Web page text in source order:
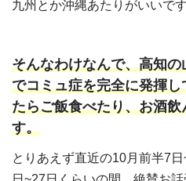
九州とか沖縄あたりがいいです
そんなわけなんで、高知
でコミュ症を完全に発揮
たらご飯食べたり、お酒
す。
とりあえず直近の10月前半7